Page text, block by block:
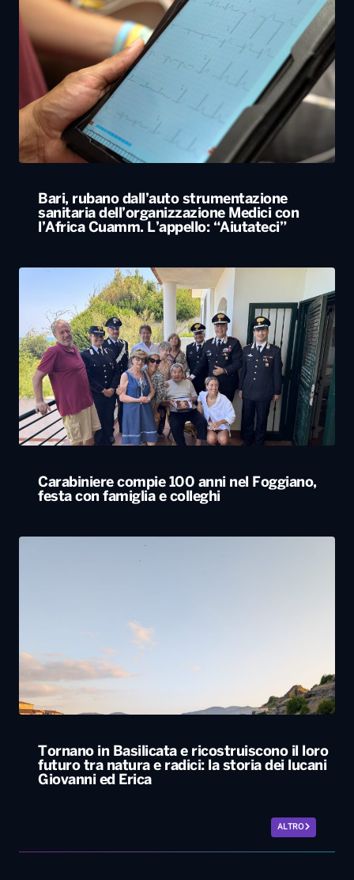
Bari, rubano dall’auto strumentazione
sanitaria dell’organizzazione Medici con
l’Africa Cuamm. L’appello: “Aiutateci”
Carabiniere compie 100 anni nel Foggiano,
festa con famiglia e colleghi
Tornano in Basilicata e ricostruiscono il loro
futuro tra natura e radici: la storia dei lucani
Giovanni ed Erica
ALTRO
PLAYER